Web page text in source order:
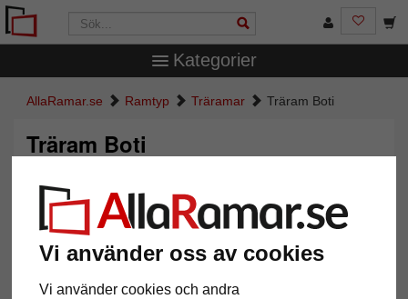
Vi använder oss av cookies
Vi använder cookies och andra
Kategorier
AllaRamar.se Ramtyp Träramar Träram Boti
Träram Boti